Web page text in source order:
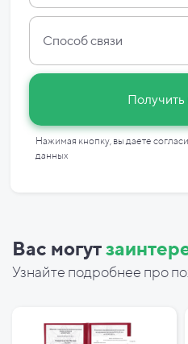
Способ связи
Нажимая кнопку, вы даете
данных
Вас могут
Узнайте подробнее про